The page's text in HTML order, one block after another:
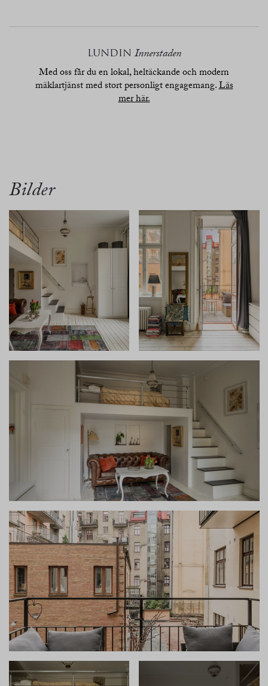
LUNDIN Innerstaden
Med oss får du en lokal, heltäckande och modern
mäklartjänst med stort personligt engagemang.Läs
mer här.
Bilder